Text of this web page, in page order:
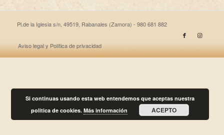
Pl.de la Iglesia s/n, 49519, Rabanales (Zamora) - 980 681 882
Aviso legal y Política de privacidad
Si continuas usando esta web entendemos que aceptas nuestra
politica de cookies.Más información ACEPTO